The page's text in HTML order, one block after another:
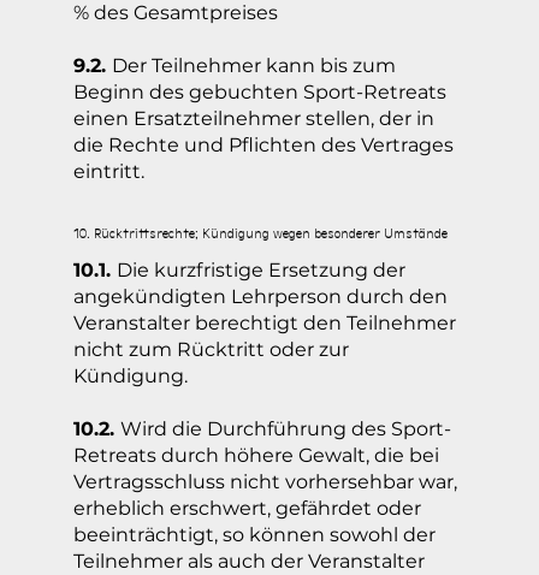
% des Gesamtpreises
9.2. Der Teilnehmer kann bis zum
Beginn des gebuchten Sport-Retreats
einen Ersatzteilnehmer stellen, der in
die Rechte und Pflichten des Vertrages
eintritt.
10. Rücktrittsrechte; Kündigung wegen besonderer Umstände
10.1. Die kurzfristige Ersetzung der
angekündigten Lehrperson durch den
Veranstalter berechtigt den Teilnehmer
nicht zum Rücktritt oder zur
Kündigung.
10.2.Wird die Durchführung des Sport-
Retreats durch höhere Gewalt, die bei
Vertragsschluss nicht vorhersehbar war,
erheblich erschwert, gefährdet oder
beeinträchtigt, so können sowohl der
Teilnehmer als auch der Veranstalter